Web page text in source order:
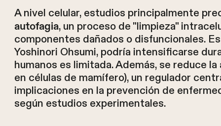
A nivel celular, estudios principalmente
autofagia, un proceso de "limpieza"
componentes dañados o disfuncionales.
Yoshinori Ohsumi, podría intensificarse
humanos es limitada. Además, se reduce
en células de mamífero), un regulador
implicaciones en la prevención de
según estudios experimentales.